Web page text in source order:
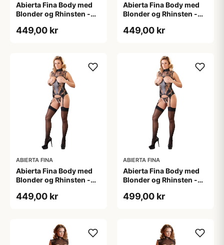
Abierta Fina Body med
Blonder og Rhinsten -
449,00 kr
Abierta Fina Body med
Blonder og Rhinsten -
449,00 kr
ABIERTA FINA
Abierta Fina Body med
Blonder og Rhinsten -
449,00 kr
ABIERTA FINA
Abierta Fina Body med
Blonder og Rhinsten -
499,00 kr